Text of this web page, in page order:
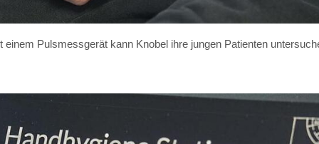
einem Pulsmessgerät kann Knobel ihre jungen Patienten